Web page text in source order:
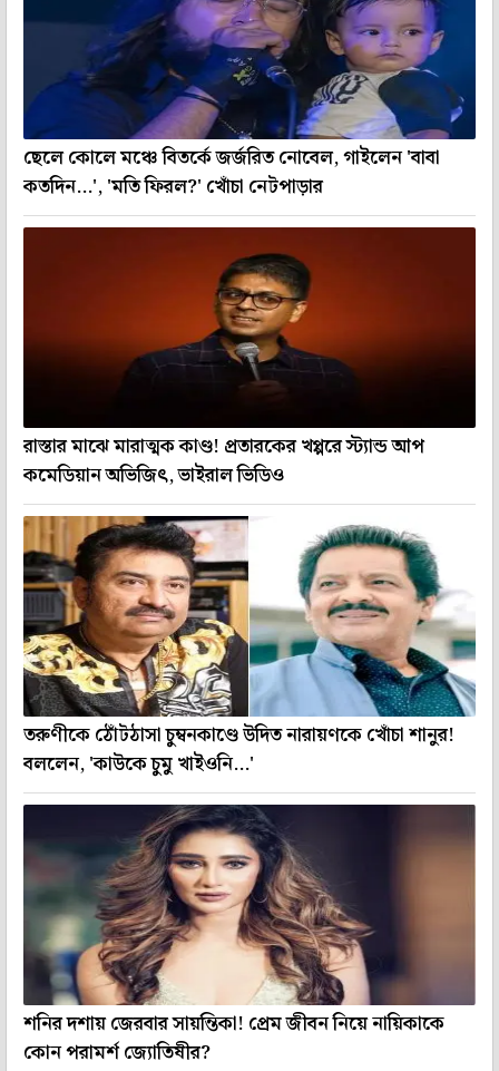
ছেলে কোলে মঞ্চে বিতর্কে জর্জরিত নোবেল, গাইলেন 'বাবা
কতদিন...', 'মতি ফিরল?' খোঁচা নেটপাড়ার
রাস্তার মাঝে মারাত্মক কাণ্ড! প্রতারকের খপ্পরে স্ট্যান্ড আপ
কমেডিয়ান অভিজিৎ, ভাইরাল ভিডিও
তরুণীকে ঠোঁটঠাসা চুম্বনকাণ্ডে উদিত নারায়ণকে খোঁচা শানুর!
বললেন, 'কাউকে চুমু খাইওনি...'
শনির দশায় জেরবার সায়ন্তিকা! প্রেম জীবন নিয়ে নায়িকাকে
কোন পরামর্শ জ্যোতিষীর?